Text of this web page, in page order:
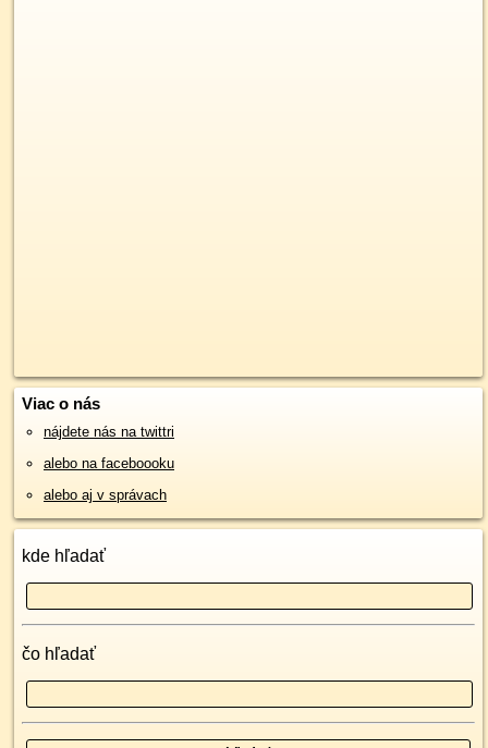
Viac o nás
nájdete nás na twittri
alebo na faceboooku
alebo aj v správach
kde hľadať
čo hľadať